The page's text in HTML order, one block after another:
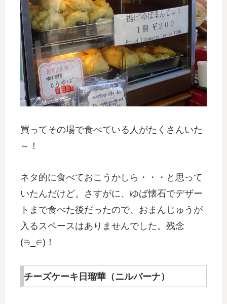
買ってその場で食べている人がたくさんいた
～！
ネタ的に食べておこうかしら・・・と思って
いたんだけど。さすがに、ゆば懐石でデザー
トまで食べた後だったので、おまんじゅうが
入るスペースはありませんでした。残念
(∋_∈)！
チーズケーキ日瑠華（ニルバーナ）